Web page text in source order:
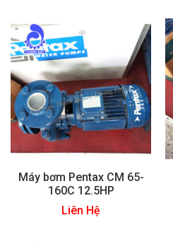
Máy bơm Pentax CM 65-
160C 12.5HP
Liên Hệ